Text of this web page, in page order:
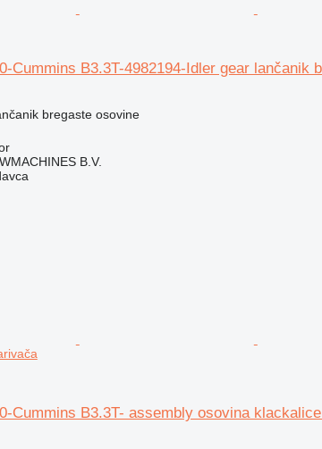
Cummins B3.3T-4982194-Idler gear lančanik
bregaste osovine
B.V.
Cummins B3.3T- assembly osovina